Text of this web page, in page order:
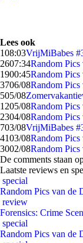
Lees ook
108:03VrijMiBabes
2607:34Random
1900:45Random
3706/08Random
505/08
1205/08Random
2304/08Random
703/08VrijMiBabes
4103/08Random
3002/08Random
De comments staan
Laatste reviews en
special
Random Pics van de
review
Forensics: Crime
special
Random Pics van de